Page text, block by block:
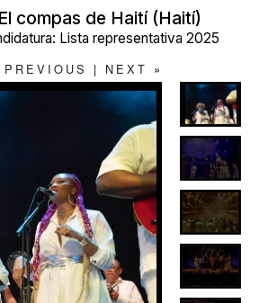
El compas de Haití (Haití)
Lista representativa 2025
PREVIOUS | NEXT »